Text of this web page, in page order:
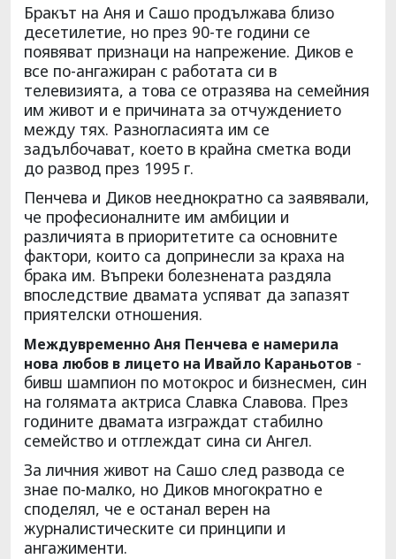
Бракът на Аня и Сашо продължава близо
десетилетие, но през 90-те години се
появяват признаци на напрежение. Диков е
все по-ангажиран с работата си в
телевизията, а това се отразява на семейния
им живот и е причината за отчуждението
между тях. Разногласията им се
задълбочават, което в крайна сметка води
до развод през 1995 г.
Пенчева и Диков нееднократно са заявявали,
че професионалните им амбиции и
различията в приоритетите са основните
фактори, които са допринесли за краха на
брака им. Въпреки болезнената раздяла
впоследствие двамата успяват да запазят
приятелски отношения.
Междувременно Аня Пенчева е намерила
нова любов в лицето на Ивайло Караньотов -
бивш шампион по мотокрос и бизнесмен, син
на голямата актриса Славка Славова. През
годините двамата изграждат стабилно
семейство и отглеждат сина си Ангел.
За личния живот на Сашо след развода се
знае по-малко, но Диков многократно е
споделял, че е останал верен на
журналистическите си принципи и
ангажименти.